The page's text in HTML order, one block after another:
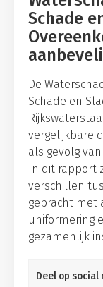
Schade
De
Schade en
vergelijkbare
als gevolg
In dit rapport
verschillen
gebracht met
uniformering
gezamenlijk
Deel op social